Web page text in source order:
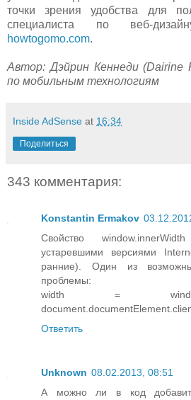
точки зрения удобства для
специалиста по веб-
howtogomo.com.
Автор: Дэйрин Кеннеди (Dairine
по мобильным технологиям
Inside AdSense at 16:34
Поделиться
343 комментария:
Konstantin Ermakov
Свойство
устаревшими версиями
ранние). Один из
проблемы:
width =
Ответить
Unknown 08.02.2013, 08:51
А можно ли в код